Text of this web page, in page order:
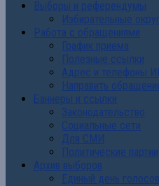
Выборы и референдумы
Избирательные
Работа с обращениями
График приема
Полезные ссылки
Адрес и телефоны
Направить
Баннеры и ссылки
Законодательство
Социальные сети
Для СМИ
Политические партии
Архив выборов
Единый день